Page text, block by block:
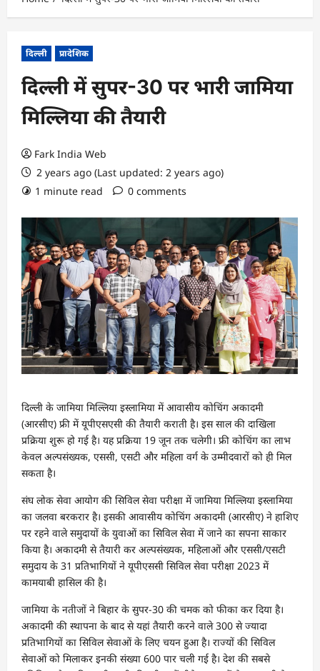
दिल्ली प्रादेशिक
दिल्ली में सुपर-30 पर भारी जामिया
मिल्लिया की तैयारी
Fark India Web
2 years ago (Last updated: 2 years ago)
1 minute read
0 comments
दिल्ली के जामिया मिल्लिया इस्लामिया में आवासीय कोचिंग अकादमी
(आरसीए) फ्री में यूपीएसएसी की तैयारी कराती है। इस साल की दाखिला
प्रक्रिया शुरू हो गई है। यह प्रक्रिया 19 जून तक चलेगी। फ्री कोचिंग का लाभ
केवल अल्पसंख्यक, एससी, एसटी और महिला वर्ग के उम्मीदवारों को ही मिल
सकता है।
संघ लोक सेवा आयोग की सिविल सेवा परीक्षा में जामिया मिल्लिया इस्लामिया
का जलवा बरकरार है। इसकी आवासीय कोचिंग अकादमी (आरसीए) ने हाशिए
पर रहने वाले समुदायों के युवाओं का सिविल सेवा में जाने का सपना साकार
किया है। अकादमी से तैयारी कर अल्पसंख्यक, महिलाओं और एससी/एसटी
समुदाय के 31 प्रतिभागियों ने यूपीएससी सिविल सेवा परीक्षा 2023 में
कामयाबी हासिल की है।
जामिया के नतीजों ने बिहार के सुपर-30 की चमक को फीका कर दिया है।
अकादमी की स्थापना के बाद से यहां तैयारी करने वाले 300 से ज्यादा
प्रतिभागियों का सिविल सेवाओं के लिए चयन हुआ है। राज्यों की सिविल
सेवाओं को मिलाकर इनकी संख्या 600 पार चली गई है। देश की सबसे